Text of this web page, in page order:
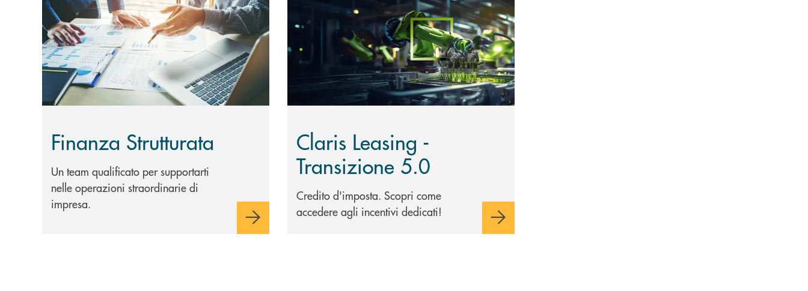
Finanza Strutturata
Un team qualificato per supportarti
nelle operazioni straordinarie di
impresa.
Claris Leasing -
Transizione 5.0
Credito d'imposta. Scopri come
accedere agli incentivi dedicati!